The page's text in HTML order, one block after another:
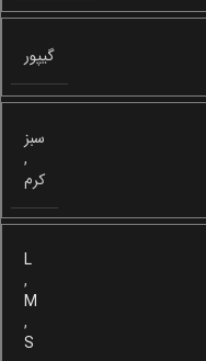
گیپور
سبز
,
کرم
L
,
M
,
S